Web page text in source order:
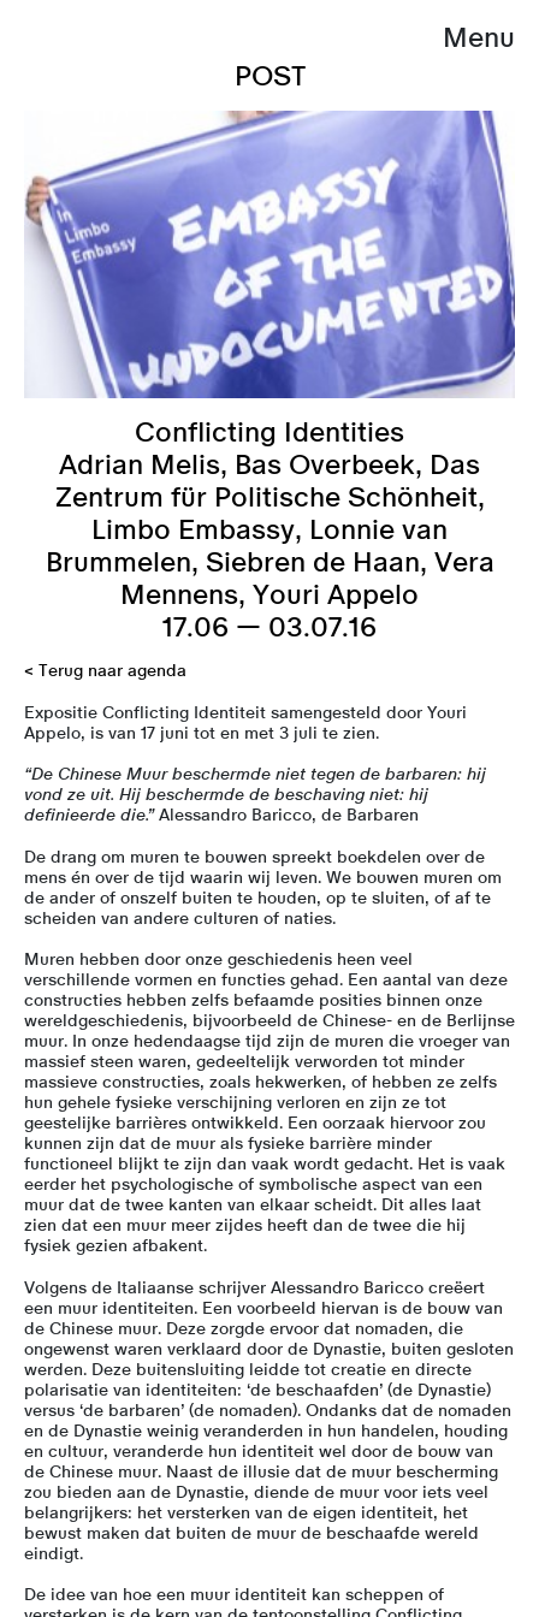
Menu
POST
Conflicting Identities
Adrian Melis, Bas Overbeek, Das
Zentrum für Politische Schönheit,
Limbo Embassy, Lonnie van
Brummelen, Siebren de Haan, Vera
Mennens, Youri Appelo
17.06 — 03.07.16
< Terug naar agenda
Expositie Conflicting Identiteit samengesteld door Youri
Appelo, is van 17 juni tot en met 3 juli te zien.
“De Chinese Muur beschermde niet tegen de barbaren: hij
vond ze uit. Hij beschermde de beschaving niet: hij
definieerde die.” Alessandro Baricco, de Barbaren
De drang om muren te bouwen spreekt boekdelen over de
mens én over de tijd waarin wij leven. We bouwen muren om
de ander of onszelf buiten te houden, op te sluiten, of af te
scheiden van andere culturen of naties.
Muren hebben door onze geschiedenis heen veel
verschillende vormen en functies gehad. Een aantal van deze
constructies hebben zelfs befaamde posities binnen onze
wereldgeschiedenis, bijvoorbeeld de Chinese- en de Berlijnse
muur. In onze hedendaagse tijd zijn de muren die vroeger van
massief steen waren, gedeeltelijk verworden tot minder
massieve constructies, zoals hekwerken, of hebben ze zelfs
hun gehele fysieke verschijning verloren en zijn ze tot
geestelijke barrières ontwikkeld. Een oorzaak hiervoor zou
kunnen zijn dat de muur als fysieke barrière minder
functioneel blijkt te zijn dan vaak wordt gedacht. Het is vaak
eerder het psychologische of symbolische aspect van een
muur dat de twee kanten van elkaar scheidt. Dit alles laat
zien dat een muur meer zijdes heeft dan de twee die hij
fysiek gezien afbakent.
Volgens de Italiaanse schrijver Alessandro Baricco creëert
een muur identiteiten. Een voorbeeld hiervan is de bouw van
de Chinese muur. Deze zorgde ervoor dat nomaden, die
ongewenst waren verklaard door de Dynastie, buiten gesloten
werden. Deze buitensluiting leidde tot creatie en directe
polarisatie van identiteiten: ‘de beschaafden’ (de Dynastie)
versus ‘de barbaren’ (de nomaden). Ondanks dat de nomaden
en de Dynastie weinig veranderden in hun handelen, houding
en cultuur, veranderde hun identiteit wel door de bouw van
de Chinese muur. Naast de illusie dat de muur bescherming
zou bieden aan de Dynastie, diende de muur voor iets veel
belangrijkers: het versterken van de eigen identiteit, het
bewust maken dat buiten de muur de beschaafde wereld
eindigt.
De idee van hoe een muur identiteit kan scheppen of